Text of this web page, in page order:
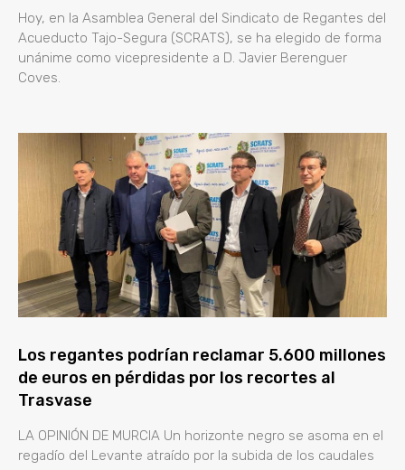
Hoy, en la Asamblea General del Sindicato de Regantes del
Acueducto Tajo-Segura (SCRATS), se ha elegido de forma
unánime como vicepresidente a D. Javier Berenguer
Coves.
Los regantes podrían reclamar 5.600 millones
de euros en pérdidas por los recortes al
Trasvase
LA OPINIÓN DE MURCIA Un horizonte negro se asoma en el
regadío del Levante atraído por la subida de los caudales